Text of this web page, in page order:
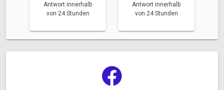
Antwort innerhalb
von 24 Stunden
Antwort innerhalb
von 24 Stunden